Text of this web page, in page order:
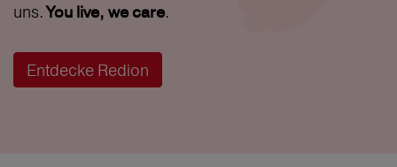
uns.You live, we care.
Entdecke Redion